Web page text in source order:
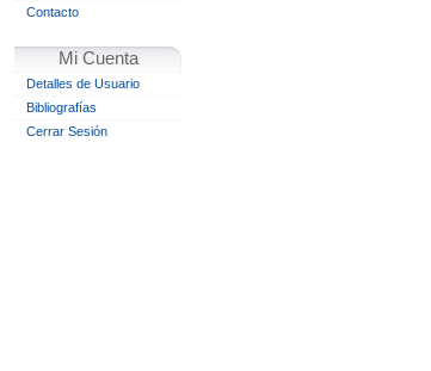
Contacto
Mi Cuenta
Detalles de Usuario
Bibliografías
Cerrar Sesión